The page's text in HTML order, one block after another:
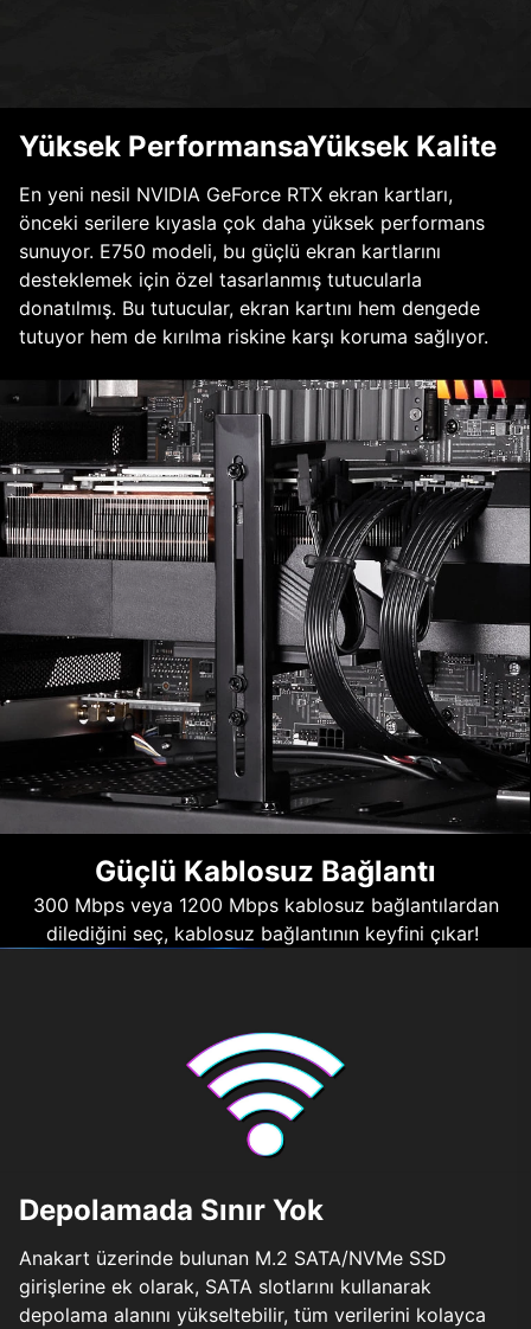
Yüksek PerformansaYüksek Kalite
En yeni nesil NVIDIA GeForce RTX ekran kartları,
önceki serilere kıyasla çok daha yüksek performans
sunuyor. E750 modeli, bu güçlü ekran kartlarını
desteklemek için özel tasarlanmış tutucularla
donatılmış. Bu tutucular, ekran kartını hem dengede
tutuyor hem de kırılma riskine karşı koruma sağlıyor.
Güçlü Kablosuz Bağlantı
300 Mbps veya 1200 Mbps kablosuz bağlantılardan
dilediğini seç, kablosuz bağlantının keyfini çıkar!
Depolamada Sınır Yok
Anakart üzerinde bulunan M.2 SATA/NVMe SSD
girişlerine ek olarak, SATA slotlarını kullanarak
depolama alanını yükseltebilir, tüm verilerini kolayca